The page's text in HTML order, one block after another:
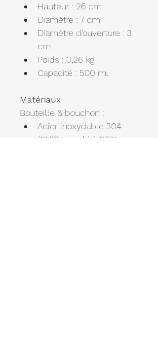
Hauteur : 26 cm
Diamètre : 7 cm
Diamètre d’ouverture : 3
cm
Poids : 0,26 kg
Capacité : 500 ml
Matériaux
Bouteille & bouchon :
Acier inoxydable 304
(18/8) recyclé à 90%